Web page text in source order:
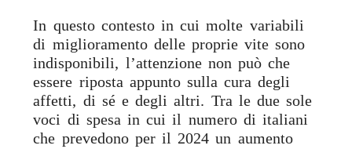
In questo contesto in cui molte variabili
di miglioramento delle proprie vite sono
indisponibili, l’attenzione non può che
essere riposta appunto sulla cura degli
affetti, di sé e degli altri. Tra le due sole
voci di spesa in cui il numero di italiani
che prevedono per il 2024 un aumento